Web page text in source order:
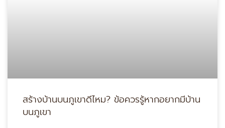
สร้างบ้านบนภูเขาดีไหม? ข้อควรรู้หากอยากมีบ้าน
บนภูเขา